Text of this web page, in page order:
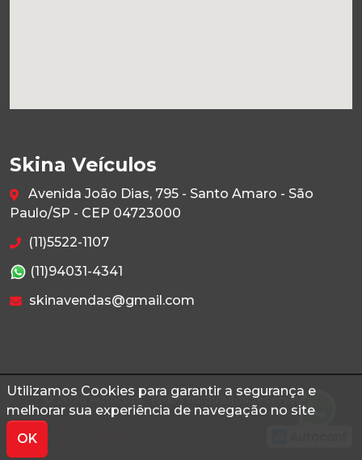
Utilizamos Cookies para garantir a segurança e
melhorar sua experiência de navegação no site
OK
Skina Veículos
Avenida João Dias, 795 - Santo Amaro - São
Paulo/SP - CEP 04723000
(11)5522-1107
(11)94031-4341
skinavendas@gmail.com
© 2026 Autoconf. Todos os direitos reservados.
Termos